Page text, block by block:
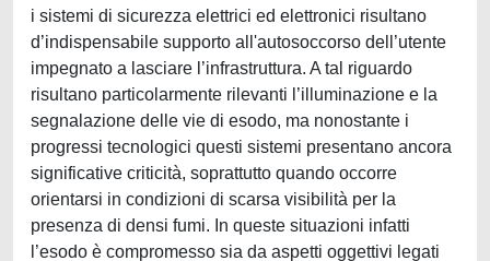
i sistemi di sicurezza elettrici ed elettronici risultano
d’indispensabile supporto all'autosoccorso dell’utente
impegnato a lasciare l’infrastruttura. A tal riguardo
risultano particolarmente rilevanti l’illuminazione e la
segnalazione delle vie di esodo, ma nonostante i
progressi tecnologici questi sistemi presentano ancora
significative criticità, soprattutto quando occorre
orientarsi in condizioni di scarsa visibilità per la
presenza di densi fumi. In queste situazioni infatti
l’esodo è compromesso sia da aspetti oggettivi legati